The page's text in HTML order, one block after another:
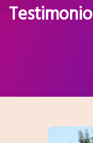
Testimonio